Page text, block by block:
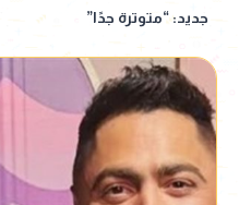
جديد: “متوترة جدًا”